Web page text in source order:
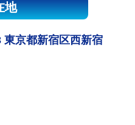
地
東京都新宿区西新宿